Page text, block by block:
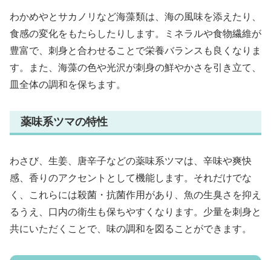
わかめやとサカノリなど海藻類は、海の風味を添えたり、
食感の変化をもたらしたりします。ミネラルや食物繊維が
豊富で、刺身と合わせることで栄養バランスも良くなりま
す。また、海藻の色や光沢が刺身の鮮やかさを引き立て、
皿全体の調和を保ちます。
薬味系ツマの特性
わさび、生姜、唐辛子などの薬味系ツマは、辛味や爽快
感、香りのアクセントとして機能します。それだけでな
く、これらには殺菌・抗菌作用があり、魚の生臭さを抑え
るうえ、口内の衛生も保ちやすくなります。少量を刺身と
共にいただくことで、味の調和を図ることができます。